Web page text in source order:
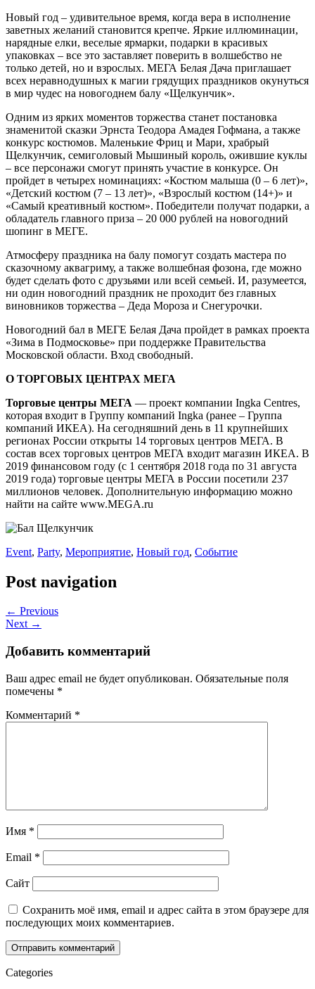
Новый год – удивительное время, когда вера в исполнение
заветных желаний становится крепче. Яркие иллюминации,
нарядные елки, веселые ярмарки, подарки в красивых
упаковках – все это заставляет поверить в волшебство не
только детей, но и взрослых. МЕГА Белая Дача приглашает
всех неравнодушных к магии грядущих праздников окунуться
в мир чудес на новогоднем балу «Щелкунчик».
Одним из ярких моментов торжества станет постановка
знаменитой сказки Эрнста Теодора Амадея Гофмана, а также
конкурс костюмов. Маленькие Фриц и Мари, храбрый
Щелкунчик, семиголовый Мышиный король, ожившие куклы
– все персонажи смогут принять участие в конкурсе. Он
пройдет в четырех номинациях: «Костюм малыша (0 – 6 лет)»,
«Детский костюм (7 – 13 лет)», «Взрослый костюм (14+)» и
«Самый креативный костюм». Победители получат подарки, а
обладатель главного приза – 20 000 рублей на новогодний
шопинг в МЕГЕ.
Атмосферу праздника на балу помогут создать мастера по
сказочному аквагриму, а также волшебная фозона, где можно
будет сделать фото с друзьями или всей семьей. И, разумеется,
ни один новогодний праздник не проходит без главных
виновников торжества – Деда Мороза и Снегурочки.
Новогодний бал в МЕГЕ Белая Дача пройдет в рамках проекта
«Зима в Подмосковье» при поддержке Правительства
Московской области. Вход свободный.
О ТОРГОВЫХ ЦЕНТРАХ МЕГА
Торговые центры МЕГА — проект компании Ingka Centres,
которая входит в Группу компаний Ingka (ранее – Группа
компаний ИКЕА). На сегодняшний день в 11 крупнейших
регионах России открыты 14 торговых центров МЕГА. В
состав всех торговых центров МЕГА входит магазин ИКЕА. В
2019 финансовом году (с 1 сентября 2018 года по 31 августа
2019 года) торговые центры МЕГА в России посетили 237
миллионов человек. Дополнительную информацию можно
найти на сайте www.MEGA.ru
Event, Party, Мероприятие, Новый год, Событие
Post navigation
← Previous
Next →
Добавить комментарий
Ваш адрес email не будет опубликован. Обязательные поля
помечены *
Комментарий *
Имя *
Email *
Сайт
Сохранить моё имя, email и адрес сайта в этом браузере для
последующих моих комментариев.
Categories